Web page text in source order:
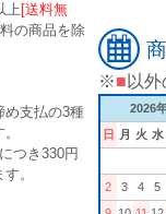
上 [送料無
の商品を除
め支払の3種
つき330円
。
※■以外
2026
日 月 火 水
2
3 4 5